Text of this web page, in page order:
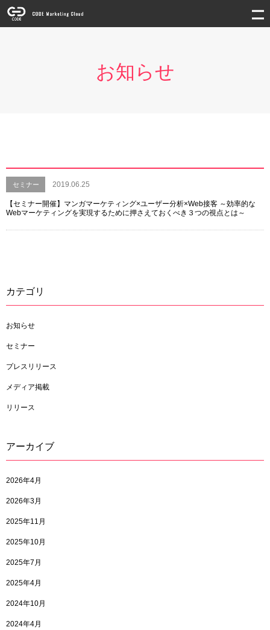
お知らせ
セミナー 2019.06.25
【セミナー開催】マンガマーケティング×ユーザー分析×Web接客 ～効率的な
Webマーケティングを実現するために押さえておくべき３つの視点とは～
カテゴリ
お知らせ
セミナー
プレスリリース
メディア掲載
リリース
アーカイブ
2026年4月
2026年3月
2025年11月
2025年10月
2025年7月
2025年4月
2024年10月
2024年4月